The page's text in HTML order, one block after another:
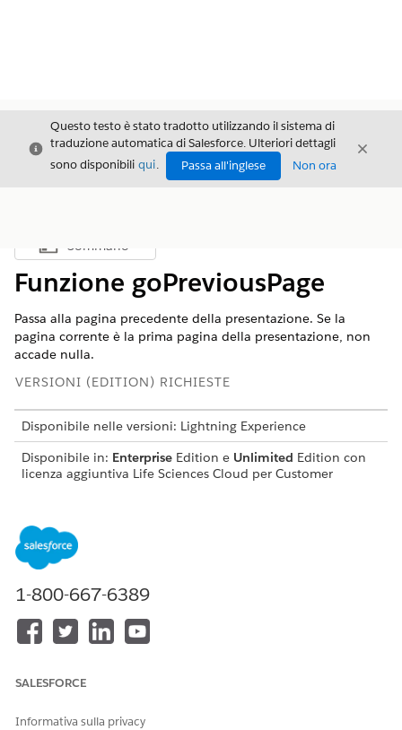
Chiudi
Questo testo è stato tradotto utilizzando il sistema di
traduzione automatica di Salesforce. Ulteriori dettagli
sono disponibili qui. Passa all'inglese Non ora
Chiudi
Mostra sommario
Sommario
Funzione goPreviousPage
Passa alla pagina precedente della presentazione. Se la
pagina corrente è la prima pagina della presentazione, non
accade nulla.
VERSIONI (EDITION) RICHIESTE
Disponibile nelle versioni: Lightning Experience
Disponibile in: Enterprise Edition e Unlimited Edition con
licenza aggiuntiva Life Sciences Cloud per Customer
Sintassi
PresentationPlayer.goPreviousPage()
QUESTO ARTICOLO HA RISOLTO IL PROBLEMA?
1-800-667-6389
SALESFORCE
Informativa sulla privacy